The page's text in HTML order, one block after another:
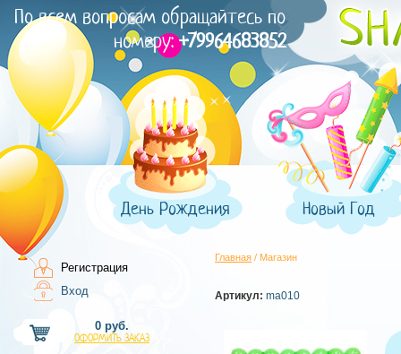
По всем вопросам обращайтесь по
номеру:+79964683852
День Рождения Новый Год
Регистрация
Вход
0 руб.
ОФОРМИТЬ ЗАКАЗ
Главная / Магазин
Артикул: ma010